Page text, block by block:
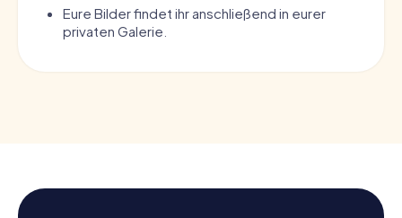
Eure Bilder findet ihr anschließend in eurer
privaten Galerie.